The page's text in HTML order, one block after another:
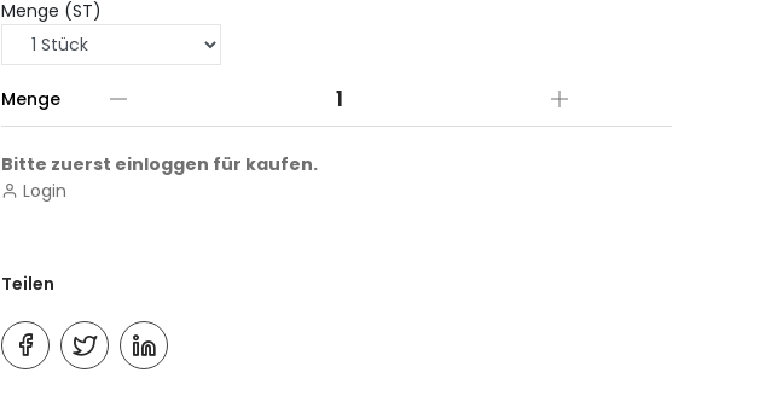
Menge (ST)
Menge
Bitte zuerst einloggen für kaufen.
Login
Teilen